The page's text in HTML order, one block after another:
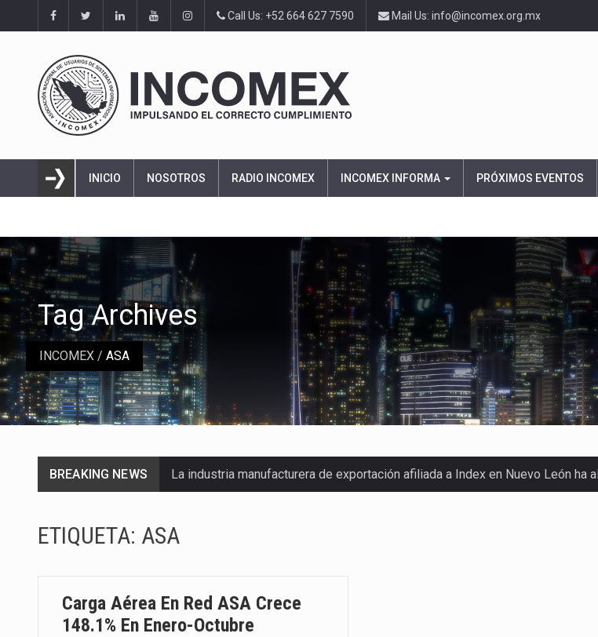
Call Us: +52 664 627 7590 Mail Us: info@incomex.org.mx
INICIO NOSOTROS RADIO INCOMEX INCOMEX INFORMA PRÓXIMOS EVENTOS
INCOMEX / ASA
Tag Archives
BREAKING NEWS La industria manufacturera de exportación afiliada a Index en Nuevo León ha
El superávit comercial de México con Estados Unidos alcanzó 102,581
El Gobierno de Estados Unidos ha procesado la devolución de
ETIQUETA: ASA
Carga Aérea En Red ASA Crece
148.1% En Enero-Octubre